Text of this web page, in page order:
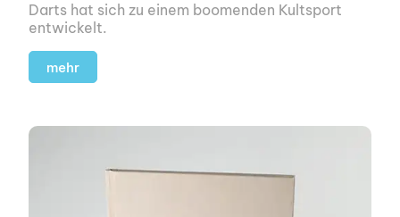
Darts hat sich zu einem boomenden Kultsport
entwickelt.
mehr